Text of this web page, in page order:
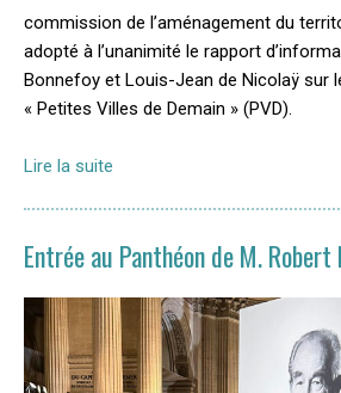
commission de l’aménagement du
adopté à l’unanimité le rapport
Bonnefoy et Louis-Jean de Nicolaÿ sur
« Petites Villes de Demain » (PVD).
Lire la suite
Entrée au Panthéon de M.